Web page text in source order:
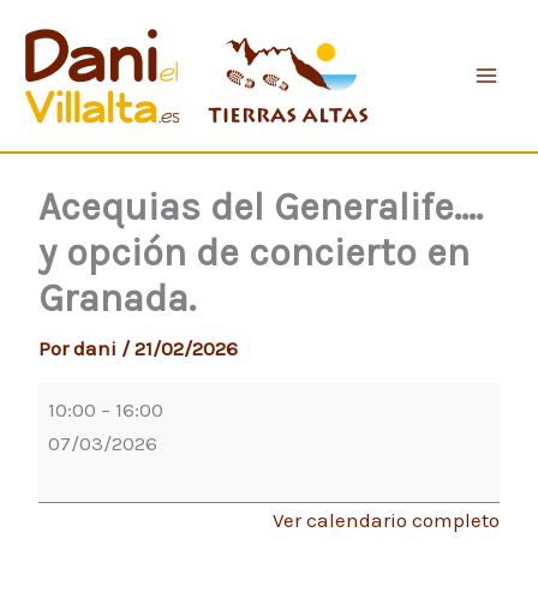
contenido
Acequias del Generalife....
y opción de concierto en
Granada.
Pordani /21/02/2026
del
Generalife....
y
opción
concierto
en
Granada.
10:00 – 16:00
07/03/2026
Ver calendario completo